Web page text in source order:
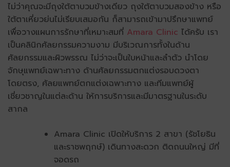
ไม่ว่าคุณจะมีถุงใต้ตาบวมข้างเดียว ถุงใต้ตาบวมสองข้าง หรือ
ใต้ตาเหี่ยวย่นไม่เรียบเสมอกัน ก็สามารถเข้ามาปรึกษาแพทย์
เพื่อวางแผนการรักษาที่เหมาะสมที่ Amara Clinic ได้ครับ เรา
เป็นคลินิกศัลยกรรมความงาม มีบริเวณการทั้งในด้าน
ศัลยกรรมและผิวพรรณ ไม่ว่าจะเป็นใบหน้าและลำตัว นำโดย
จักษุแพทย์เฉพาะทาง ด้านศัลยกรรมตกแต่งรอบดวงตา
โดยตรง, ศัลยแพทย์ตกแต่งเฉพาะทาง และทีมแพทย์ผู้
เชี่ยวชาญในแต่ละด้าน ให้การบริการและมีมาตรฐานในระดับ
สากล
Amara Clinic เปิดให้บริการ 2 สาขา (รัชโยธิน
และราชพฤกษ์) เดินทางสะดวก ติดถนนใหญ่ มีที่
จอดรถ